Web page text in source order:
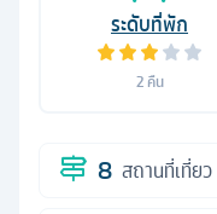
ระดับที่พัก
2คืน
8 สถานที่เที่ยว